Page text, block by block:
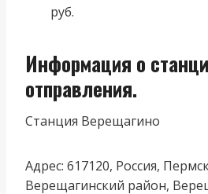
руб.
Информация о
отправления.
Станция Верещагино
Адрес: 617120, Россия,
Верещагинский район,